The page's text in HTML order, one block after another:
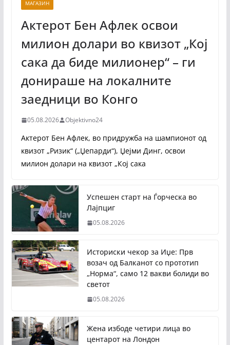
МАГАЗИН
Актерот Бен Афлек освои
милион долари во квизот „Кој
сака да биде милионер“ – ги
донираше на локалните
заедници во Конго
05.08.2026 Objektivno24
Актерот Бен Афлек, во придружба на шампионот од
квизот „Ризик“ („Џепарди“), Џејми Динг, освои
милион долари на квизот „Кој сака
Успешен старт на Ѓорческа во
Лајпциг
05.08.2026
Историски чекор за Иџе: Прв
возач од Балканот со прототип
„Норма“, само 12 вакви болиди во
светот
05.08.2026
Жена избоде четири лица во
центарот на Лондон